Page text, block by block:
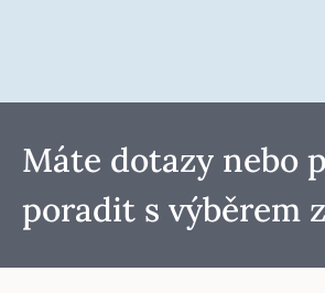
Máte dotazy nebo
poradit s výběrem